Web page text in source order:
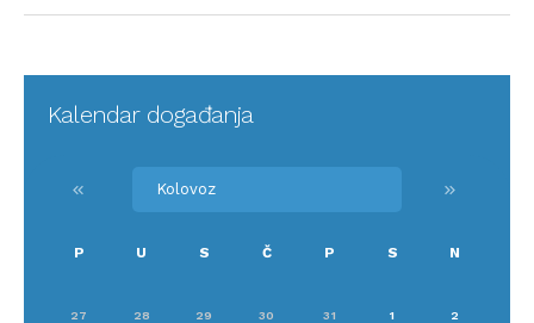
Kalendar događanja
keyboard_double_arrow_left keyboard_double_arrow_right
P U S Č P S N
27 28 29 30 31 1 2